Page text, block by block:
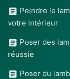
Peindre le
votre intérieur
Poser des
réussie
Poser du